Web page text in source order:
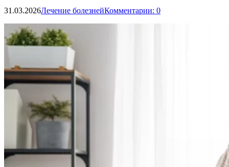
31.03.2026Лечение болезнейКомментарии: 0